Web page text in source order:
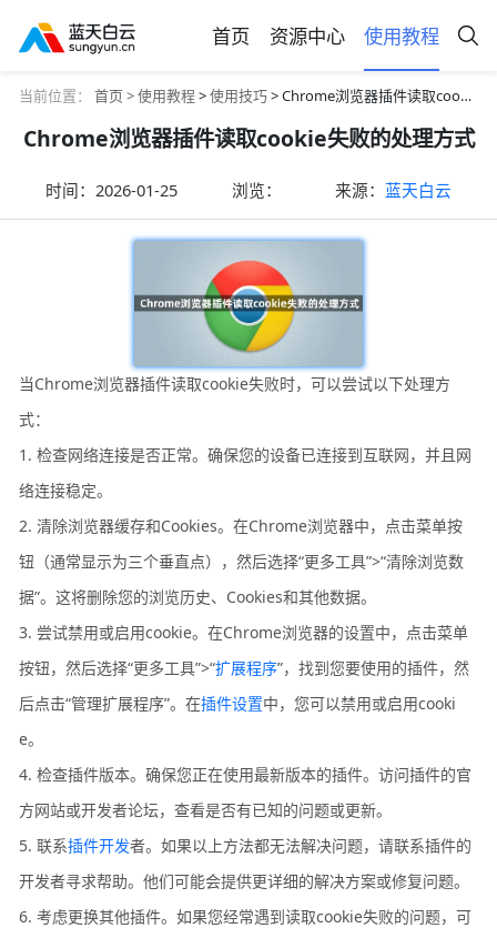
首页 资源中心 使用教程
当前位置： 首页 >使用教程>使用技巧> Chrome浏览器插件读取cookie失败的处理方式
Chrome浏览器插件读取cookie失败的处理方式
时间：2026-01-25 浏览： 来源： 蓝天白云
当Chrome浏览器插件读取cookie失败时，可以尝试以下处理方
式：
1. 检查网络连接是否正常。确保您的设备已连接到互联网，并且网
络连接稳定。
2. 清除浏览器缓存和Cookies。在Chrome浏览器中，点击菜单按
钮（通常显示为三个垂直点），然后选择“更多工具”>“清除浏览数
据”。这将删除您的浏览历史、Cookies和其他数据。
3. 尝试禁用或启用cookie。在Chrome浏览器的设置中，点击菜单
按钮，然后选择“更多工具”>“扩展程序”，找到您要使用的插件，然
后点击“管理扩展程序”。在插件设置中，您可以禁用或启用cooki
e。
4. 检查插件版本。确保您正在使用最新版本的插件。访问插件的官
方网站或开发者论坛，查看是否有已知的问题或更新。
5. 联系插件开发者。如果以上方法都无法解决问题，请联系插件的
开发者寻求帮助。他们可能会提供更详细的解决方案或修复问题。
6. 考虑更换其他插件。如果您经常遇到读取cookie失败的问题，可